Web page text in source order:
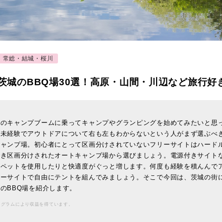
常総・結城・桜川
城のBBQ場30選！高原・山間・川辺など旅行好
キャンプブームに乗ってキャンプやグランピングを始めてみたいと思
経験でアウトドアについて右も左もわからないという人がまず選ぶべ
ンプ場。初心者にとって区画分けされていないフリーサイトはハード
区画分けされたオートキャンプ場から選びましょう。電源付きサイト
ットを使用したりと快適度がぐっと増します。何度も経験を積んんで
サイトで自由にテントを組んでみましょう。そこで今回は、茨城の街
BBQ場を紹介します。
ラムにより収益を得ています。